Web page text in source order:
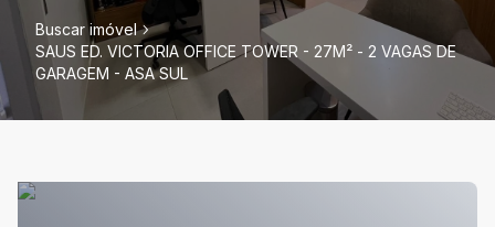
Buscar imóvel
SAUS ED. VICTORIA OFFICE TOWER - 27M² - 2 VAGAS DE
GARAGEM - ASA SUL